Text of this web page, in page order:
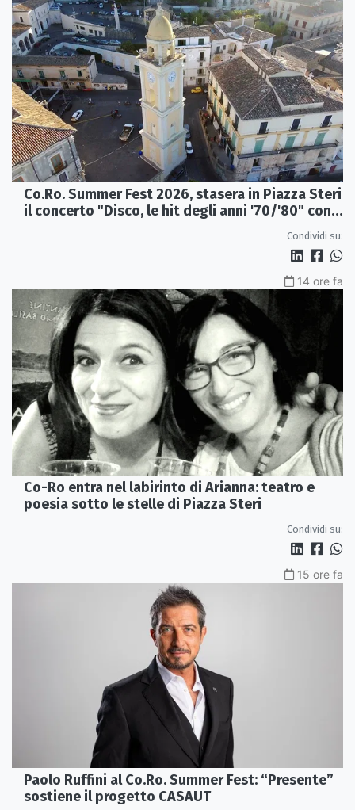
Co.Ro. Summer Fest 2026, stasera in Piazza Steri
il concerto "Disco, le hit degli anni '70/'80" con
Condividi su:
14 ore fa
Co-Ro entra nel labirinto di Arianna: teatro e
poesia sotto le stelle di Piazza Steri
Condividi su:
15 ore fa
Paolo Ruffini al Co.Ro. Summer Fest: “Presente”
sostiene il progetto CASAUT